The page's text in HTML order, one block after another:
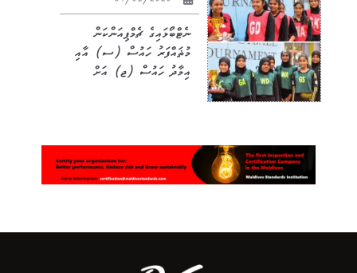
ނެޓްބޯޅައިގެ ޗެމްޕިއަންކަން
މުޡައްފަރު ހައުސް (ސ) އާއި
އިމާދު ހައުސް (ޖ) އަށް